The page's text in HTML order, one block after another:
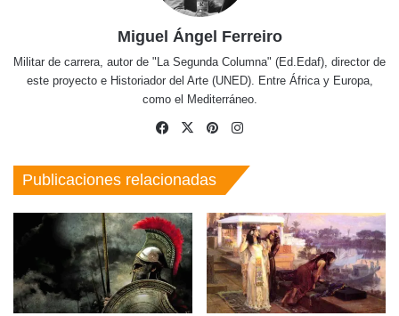
Miguel Ángel Ferreiro
Militar de carrera, autor de "La Segunda Columna" (Ed.Edaf), director de
este proyecto e Historiador del Arte (UNED). Entre África y Europa,
como el Mediterráneo.
Facebook
X Pinterest
Publicaciones relacionadas